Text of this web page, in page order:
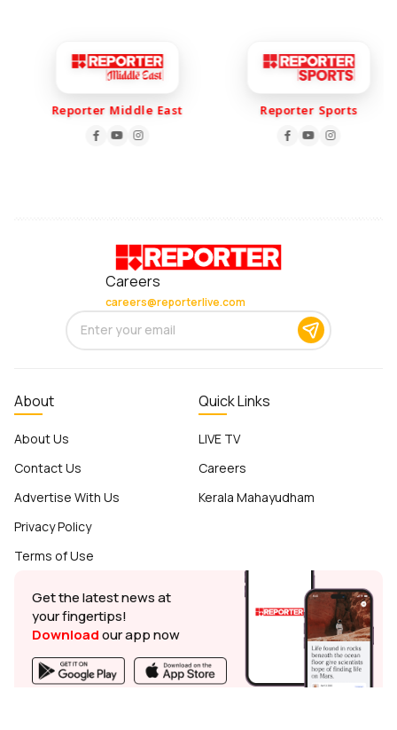
Reporter Middle East Reporter Sports
Careers
careers@reporterlive.com
About
About Us
Contact Us
Advertise With Us
Privacy Policy
Terms of Use
Quick Links
LIVE TV
Careers
Kerala Mahayudham
Get the latest news at
your fingertips!
Downloadour app now